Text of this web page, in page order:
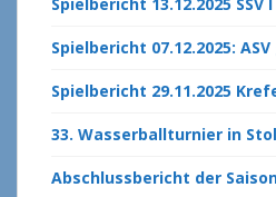
Spielbericht 07.12.2025: ASV
Spielbericht 29.11.2025
33. Wasserballturnier in
Abschlussbericht der